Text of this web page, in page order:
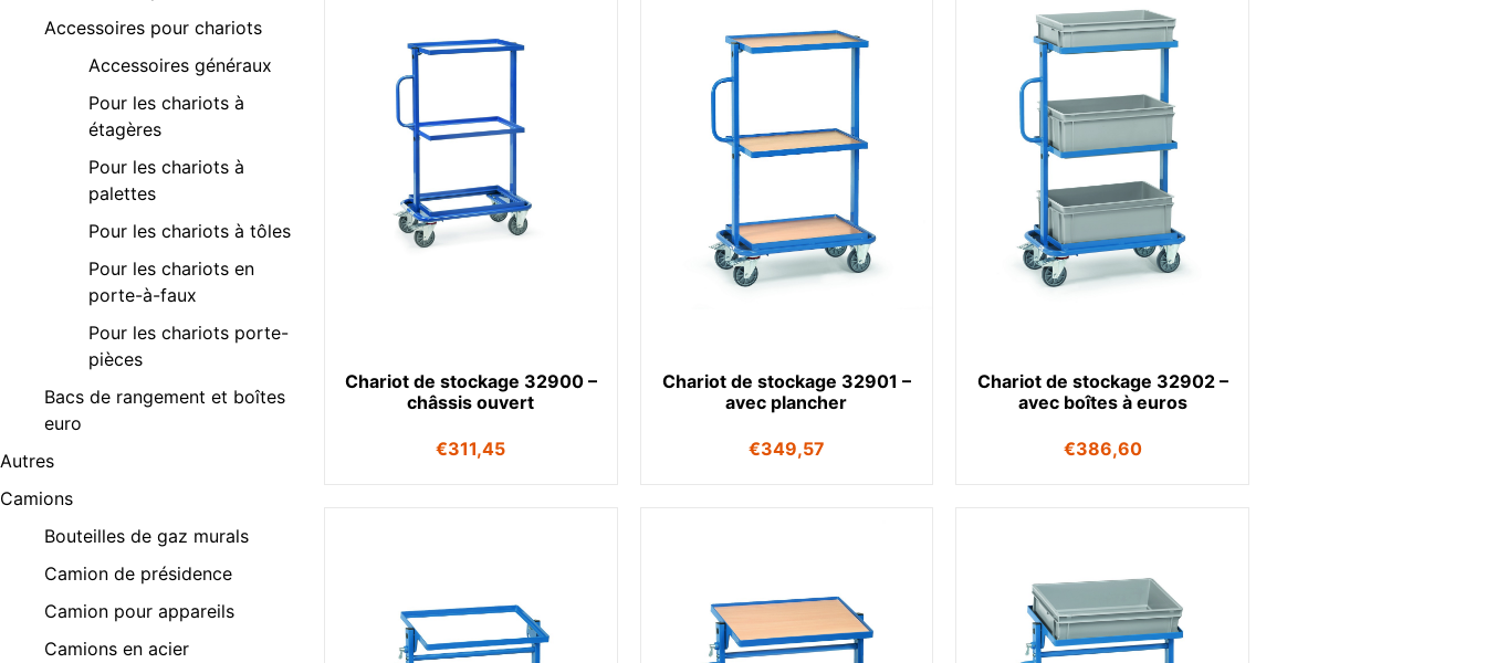
Accessoires pour chariots
Accessoires généraux
Pour les chariots à
étagères
Pour les chariots à
palettes
Pour les chariots à tôles
Pour les chariots en
porte-à-faux
Pour les chariots porte-
pièces
Bacs de rangement et boîtes
euro
Autres
Camions
Bouteilles de gaz murals
Camion de présidence
Camion pour appareils
Camions en acier
Chariot de stockage 32900 –
châssis ouvert
€311,45
Chariot de stockage 32901 –
avec plancher
€349,57
Chariot de stockage 32902 –
avec boîtes à euros
€386,60